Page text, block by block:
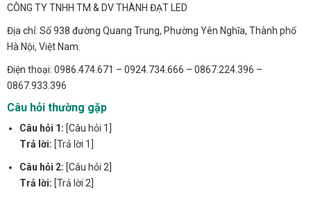
CÔNG TY TNHH TM & DV THÀNH ĐẠT LED
Địa chỉ: Số 938 đường Quang Trung, Phường Yên Nghĩa, Thành phố
Hà Nội, Việt Nam.
Điện thoại: 0986.474.671 – 0924.734.666 – 0867.224.396 –
0867.933.396
Câu hỏi thường gặp
Câu hỏi 1: [Câu hỏi 1]
Trả lời: [Trả lời 1]
Câu hỏi 2: [Câu hỏi 2]
Trả lời: [Trả lời 2]